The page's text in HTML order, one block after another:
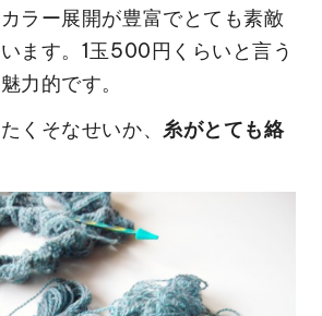
ラー展開が豊富でとても素敵
ます。1玉500円くらいと言う
力的です。
くそなせいか、糸がとても絡